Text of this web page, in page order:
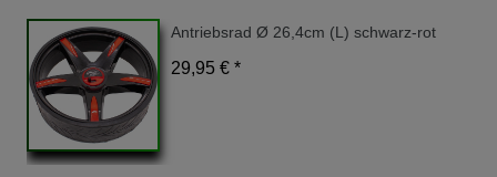
Antriebsrad Ø 26,4cm (L) schwarz-rot
29,95 € *